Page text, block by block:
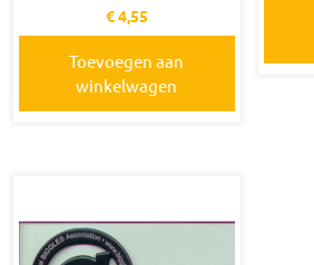
€4,55
Toevoegen aan
winkelwagen